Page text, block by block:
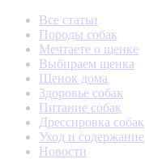
Все статьи
Породы собак
Мечтаете о щенке
Выбираем щенка
Щенок дома
Здоровье собак
Питание собак
Дрессировка собак
Уход и содержание
Новости